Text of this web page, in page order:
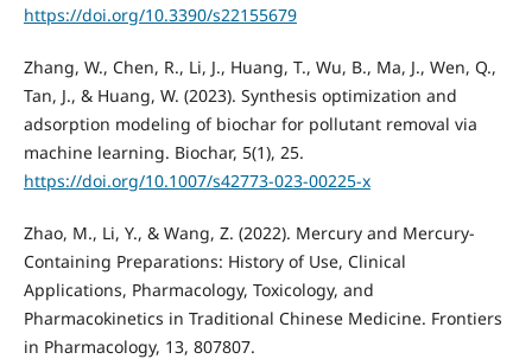
https://doi.org/10.3390/s22155679
Zhang, W., Chen, R., Li, J., Huang, T., Wu, B., Ma, J., Wen, Q.,
Tan, J., & Huang, W. (2023). Synthesis optimization and
adsorption modeling of biochar for pollutant removal via
machine learning. Biochar, 5(1), 25.
https://doi.org/10.1007/s42773-023-00225-x
Zhao, M., Li, Y., & Wang, Z. (2022). Mercury and Mercury-
Containing Preparations: History of Use, Clinical
Applications, Pharmacology, Toxicology, and
Pharmacokinetics in Traditional Chinese Medicine. Frontiers
in Pharmacology, 13, 807807.